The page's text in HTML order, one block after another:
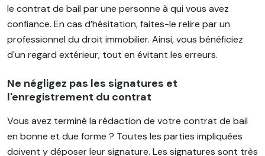
le contrat de bail par une personne à qui vous avez
confiance. En cas d’hésitation, faites-le relire par un
professionnel du droit immobilier. Ainsi, vous bénéficiez
d'un regard extérieur, tout en évitant les erreurs.
Ne négligez pas les signatures et
l'enregistrement du contrat
Vous avez terminé la rédaction de votre contrat de bail
en bonne et due forme ? Toutes les parties impliquées
doivent y déposer leur signature. Les signatures sont très